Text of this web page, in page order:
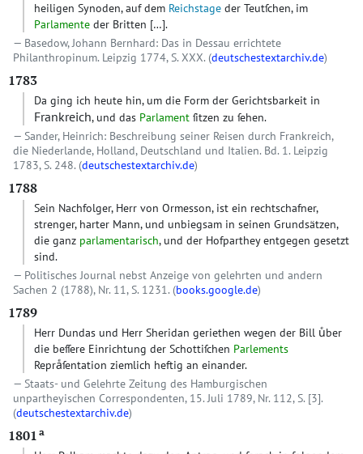
heiligen Synoden, auf dem Reichstage der Teutſchen, im
Parlamente der Britten […].
Basedow, Johann Bernhard: Das in Dessau errichtete
Philanthropinum. Leipzig 1774, S. XXX. (deutschestextarchiv.de)
1783
Da ging ich heute hin, um die Form der Gerichtsbarkeit in
Frankreich, und das Parlament ſitzen zu ſehen.
Sander, Heinrich: Beschreibung seiner Reisen durch Frankreich,
die Niederlande, Holland, Deutschland und Italien. Bd. 1. Leipzig
1783, S. 248. (deutschestextarchiv.de)
1788
Sein Nachfolger, Herr von Ormesson, ist ein rechtschafner,
strenger, harter Mann, und unbiegsam in seinen Grundsätzen,
die ganz parlamentarisch, und der Hofparthey entgegen gesetzt
sind.
Politisches Journal nebst Anzeige von gelehrten und andern
Sachen 2 (1788), Nr. 11, S. 1231. (books.google.de)
1789
Herr Dundas und Herr Sheridan geriethen wegen der Bill uͤber
die beſſere Einrichtung der Schottiſchen Parlements
Repraͤſentation ziemlich heftig an einander.
Staats- und Gelehrte Zeitung des Hamburgischen
unpartheyischen Correspondenten, 15. Juli 1789, Nr. 112, S. [3].
(deutschestextarchiv.de)
1801 a